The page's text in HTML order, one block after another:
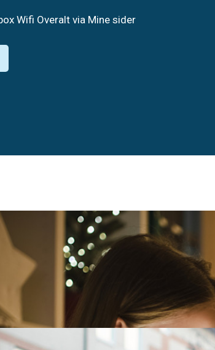
Wifi Overalt via Mine sider
nov. 2025
trådløst nett i jula
mer julestemning enn å pynte med
opp mange lys?